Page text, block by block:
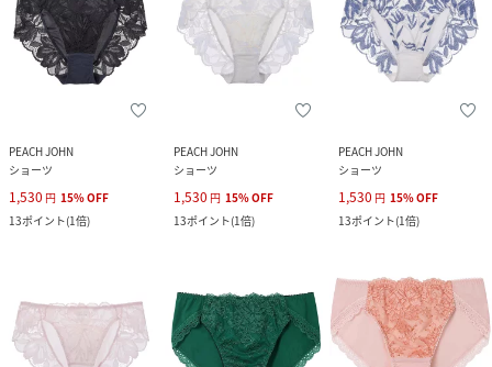
PEACH JOHN
ショーツ
1,530 円 15%OFF
13ポイント(1倍)
PEACH JOHN
ショーツ
1,530 円 15%OFF
13ポイント(1倍)
PEACH JOHN
ショーツ
1,530 円 15%OFF
13ポイント(1倍)